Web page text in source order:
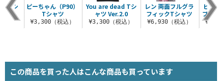
You are dead Tシ
ャツ Ver.2.0
¥3,300（税込）
レン 両面フルグラ
フィックTシャツ
¥6,930（税込）
ピン
プパ
Tシ
込）
ピーちゃん（P90）
Tシャツ
¥3,300（税込）
この商品を買った人はこんな商品も買っています